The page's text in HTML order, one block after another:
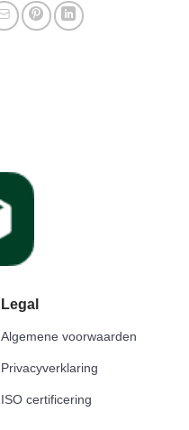
Legal
Algemene voorwaarden
Privacyverklaring
ISO certificering